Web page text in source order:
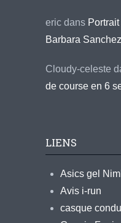
eric dans
Barbara
Cloudy-celeste
de course en 6
LIENS
Asics gel
Avis i-run
casque